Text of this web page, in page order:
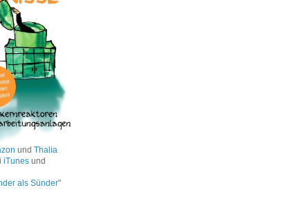
und Thalia
iTunes und
als Sünder"